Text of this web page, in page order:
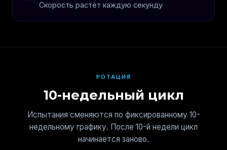
Скорость растёт каждую секунду
РОТАЦИЯ
10-недельный цикл
Испытания сменяются по фиксированному 10-
недельному графику. После 10-й недели цикл
начинается заново.